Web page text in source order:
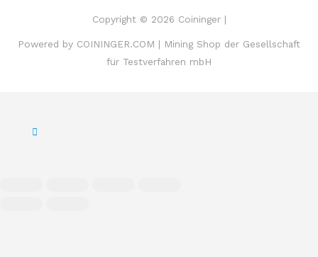
Copyright © 2026 Coininger |
Powered by COININGER.COM | Mining Shop der Gesellschaft
für Testverfahren mbH